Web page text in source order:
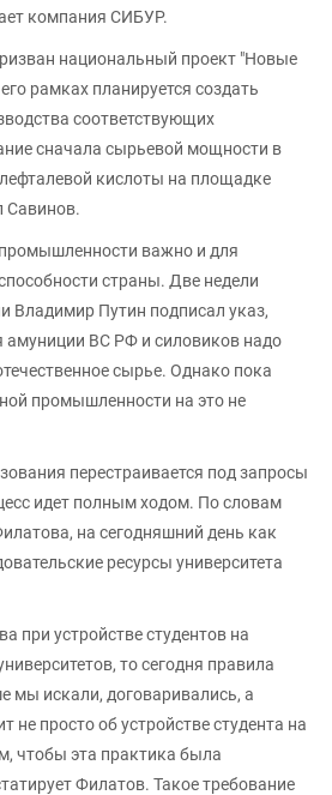
компания СИБУР.
национальный проект "Новые
рамках планируется создать
соответствующих
сначала сырьевой мощности в
кислоты на площадке
Савинов.
важно и для
страны. Две недели
Владимир Путин подписал указ,
амуниции ВС РФ и силовиков надо
сырье. Однако пока
промышленности на это не
перестраивается под запросы
идет полным ходом. По словам
на сегодняшний день как
ресурсы университета
при устройстве студентов на
то сегодня правила
мы искали, договаривались, а
не просто об устройстве студента на
чтобы эта практика была
Филатов. Такое требование